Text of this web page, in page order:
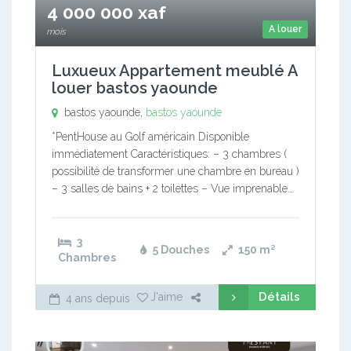
A louer
4 000 000 xaf
mois
Luxueux Appartement meublé A
louer bastos yaounde
bastos yaounde, bastos yaounde
*PentHouse au Golf américain Disponible
immédiatement Caractéristiques: – 3 chambres (
possibilité de transformer une chambre en bureau )
– 3 salles de bains + 2 toilettes – Vue imprenable…
3
Chambres
5 Douches 150 m²
4 ans depuis J'aime Détails